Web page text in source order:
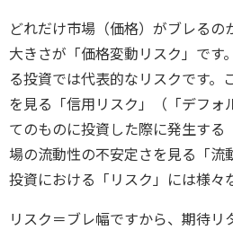
どれだけ市場（価格）がブレるの
大きさが「価格変動リスク」です
る投資では代表的なリスクです。
を見る「信用リスク」（「デフォ
てのものに投資した際に発生する
場の流動性の不安定さを見る「流
投資における「リスク」には様々
リスク＝ブレ幅ですから、期待リ